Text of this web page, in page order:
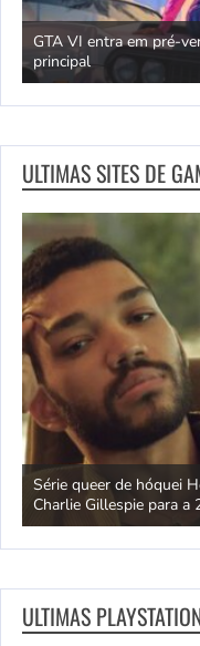
GTA VI entra em pré-
principal
ULTIMAS SITES DE
Série queer de hóquei
Charlie Gillespie para a
ULTIMAS